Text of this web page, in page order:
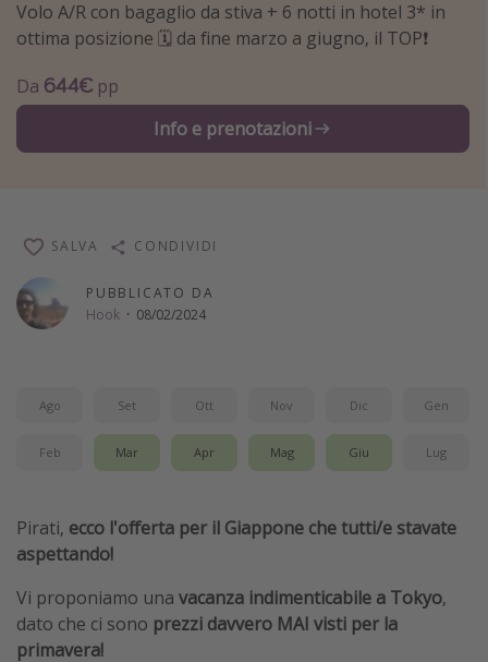
Vacanze last minute
Vacanze all inclusive
Vacanze estate 2026
Vacanze di Pasqua 2026
Vacanze al mare
Viaggi per single
Festività del 2026
Volo A/R con bagaglio da stiva + 6 notti in hotel 3* in
ottima posizione 🗓️ da fine marzo a giugno, il TOP❗️
Da 644€ pp
Info e prenotazioni
PUBBLICATO DA
Hook · 08/02/2024
SALVA CONDIVIDI
Ago Set Ott Nov Dic Gen
Feb Mar Apr Mag Giu Lug
Pirati, ecco l'offerta per il Giappone che tutti/e stavate
aspettando!
Vi proponiamo una vacanza indimenticabile a Tokyo,
dato che ci sono prezzi davvero MAI visti per la
primavera!